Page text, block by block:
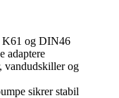
K61 og DIN46
adaptere
vandudskiller og
sikrer stabil